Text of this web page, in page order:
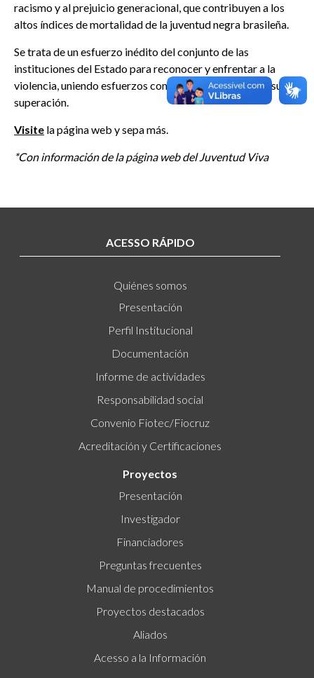
racismo y al prejuicio generacional, que contribuyen a los
altos índices de mortalidad de la juventud negra brasileña.
Se trata de un esfuerzo inédito del conjunto de las
instituciones del Estado para reconocer y enfrentar a la
violencia, uniendo esfuerzos con la sociedad civil para su
superación.
Visite la página web y sepa más.
*Con información de la página web del Juventud Viva
ACESSO RÁPIDO
Quiénes somos
Presentación
Perfil Institucional
Documentación
Informe de actividades
Responsabilidad social
Convenio Fiotec/Fiocruz
Acreditación y Certificaciones
Proyectos
Presentación
Investigador
Financiadores
Preguntas frecuentes
Manual de procedimientos
Proyectos destacados
Aliados
Acesso a la Información